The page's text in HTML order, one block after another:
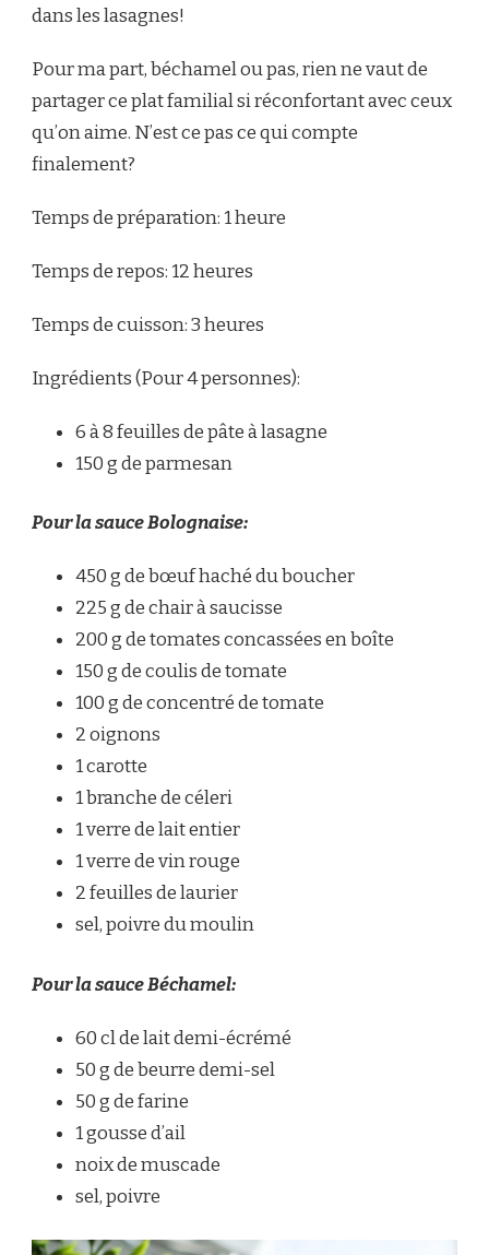
dans les lasagnes!
Pour ma part, béchamel ou pas, rien ne vaut de
partager ce plat familial si réconfortant avec ceux
qu’on aime. N’est ce pas ce qui compte
finalement?
Temps de préparation: 1 heure
Temps de repos: 12 heures
Temps de cuisson: 3 heures
Ingrédients (Pour 4 personnes):
6 à 8 feuilles de pâte à lasagne
150 g de parmesan
Pour la sauce Bolognaise:
450 g de bœuf haché du boucher
225 g de chair à saucisse
200 g de tomates concassées en boîte
150 g de coulis de tomate
100 g de concentré de tomate
2 oignons
1 carotte
1 branche de céleri
1 verre de lait entier
1 verre de vin rouge
2 feuilles de laurier
sel, poivre du moulin
Pour la sauce Béchamel:
60 cl de lait demi-écrémé
50 g de beurre demi-sel
50 g de farine
1 gousse d’ail
noix de muscade
sel, poivre